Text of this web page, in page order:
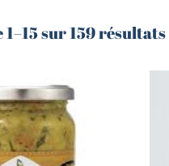
Fruits
Nos quatre
Petit
1–15 sur 159 résultats